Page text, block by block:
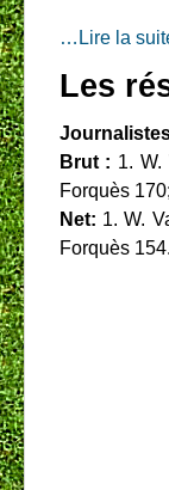
…Lire la
Les
Brut : 1.
Forquès
Net: 1. W.
Forquès 154.